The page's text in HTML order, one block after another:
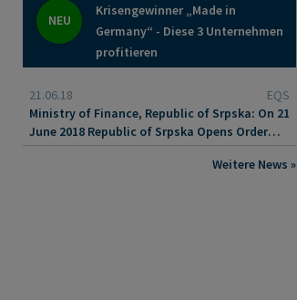
NEU
Krisengewinner „Made in
Germany“ - Diese 3 Unternehmen
profitieren
21.06.18
EQS
Ministry of Finance, Republic of Srpska: On 21
June 2018 Republic of Srpska Opens Order
Book for Eurobond Placement of up to
Weitere News »